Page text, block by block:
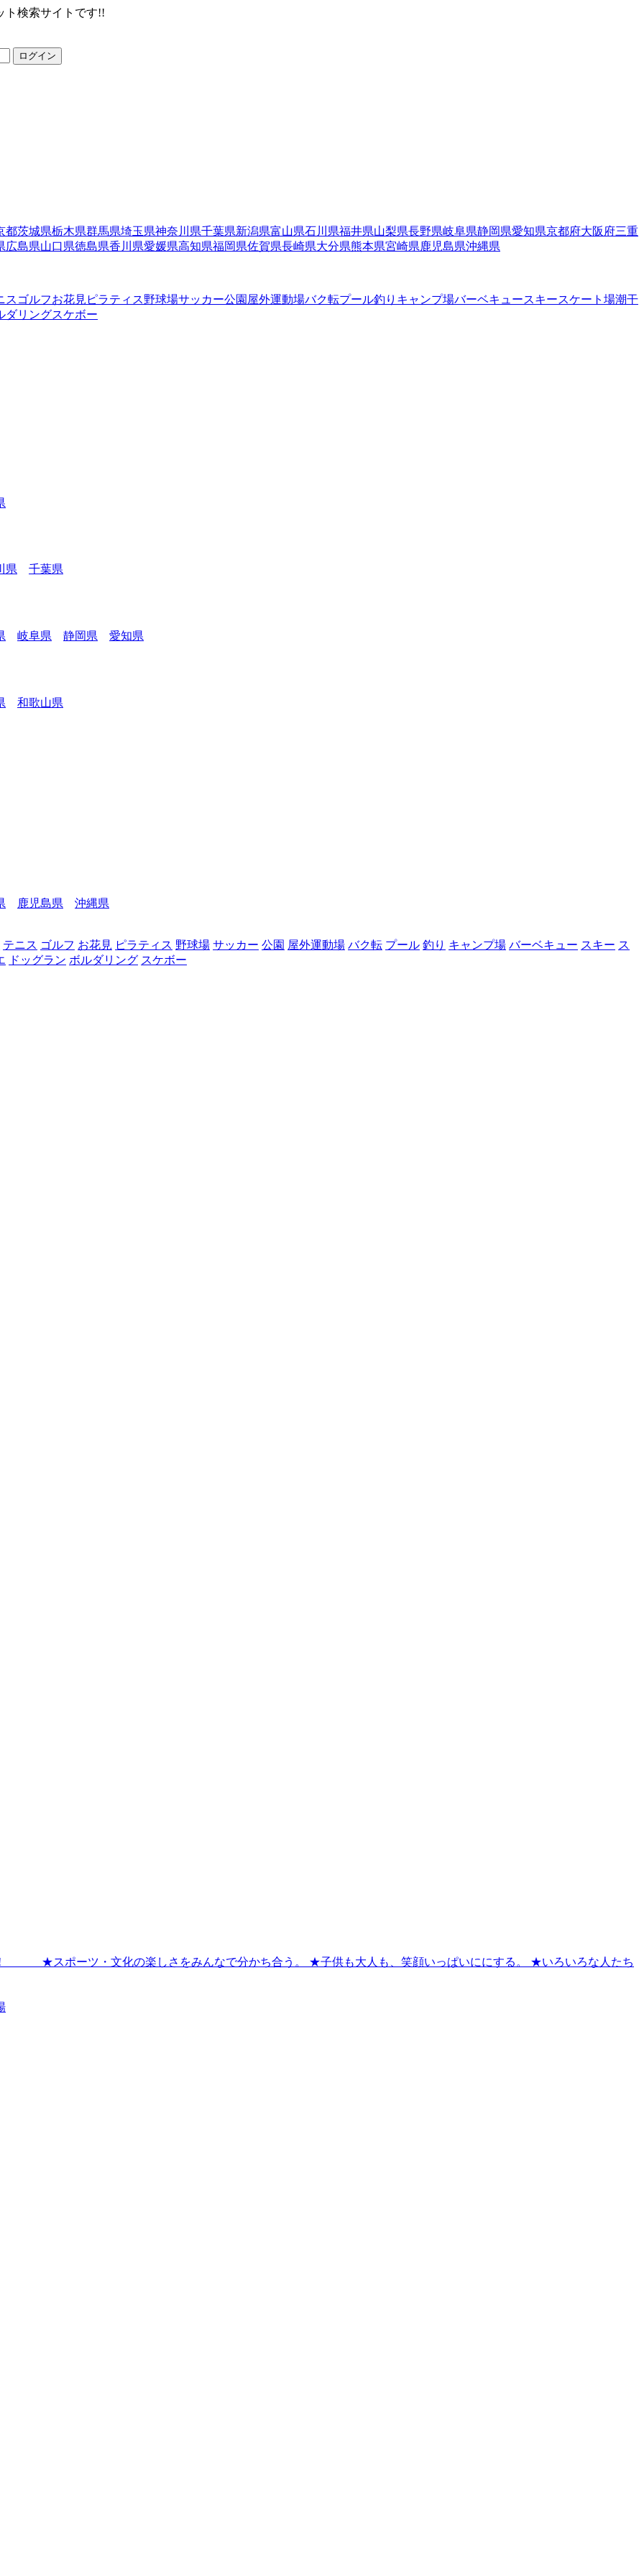
ト検索サイトです!!
ログイン
都茨城県栃木県群馬県埼玉県神奈川県千葉県新潟県富山県石川県福井県山梨県長野県岐阜県静岡県愛知県京都府大阪府三重
広島県山口県徳島県香川県愛媛県高知県福岡県佐賀県長崎県大分県熊本県宮崎県鹿児島県沖縄県
ス ゴルフお花見 ピラティス野球場サッカー公園 屋外運動場バク転プール釣り キャンプ場バーベキュースキースケート場潮干
ダリングスケボー
県 千葉県
岐阜県 静岡県 愛知県
和歌山県
鹿児島県
沖縄県
テニス ゴルフ お花見 ピラティス 野球場 サッカー 公園 屋外運動場 バク転 プール 釣り キャンプ場 バーベキュー スキー ス
ドッグラン ボルダリング スケボー
!! ★スポーツ・文化の楽しさをみんなで分かち合う。 ★子供も大人も、笑顔いっぱいににする。 ★いろいろな人たち